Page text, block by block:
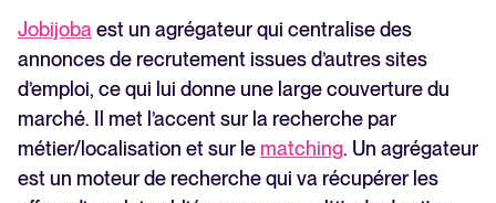
Jobijoba est un agrégateur qui centralise des
annonces de recrutement issues d’autres sites
d’emploi, ce qui lui donne une large couverture du
marché. Il met l’accent sur la recherche par
métier/localisation et sur le matching. Un agrégateur
est un moteur de recherche qui va récupérer les